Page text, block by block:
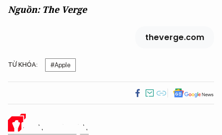
Nguồn: The Verge
theverge.com
TỪ KHÓA: #Apple
Ý KIẾN CỦA BẠN